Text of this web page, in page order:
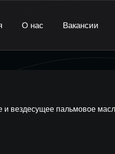
О нас Вакансии
и вездесущее пальмовое